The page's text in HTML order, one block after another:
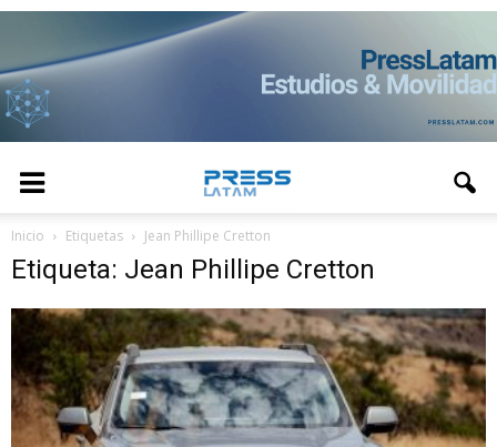
Inicio Etiquetas Jean Phillipe Cretton
Etiqueta: Jean Phillipe Cretton